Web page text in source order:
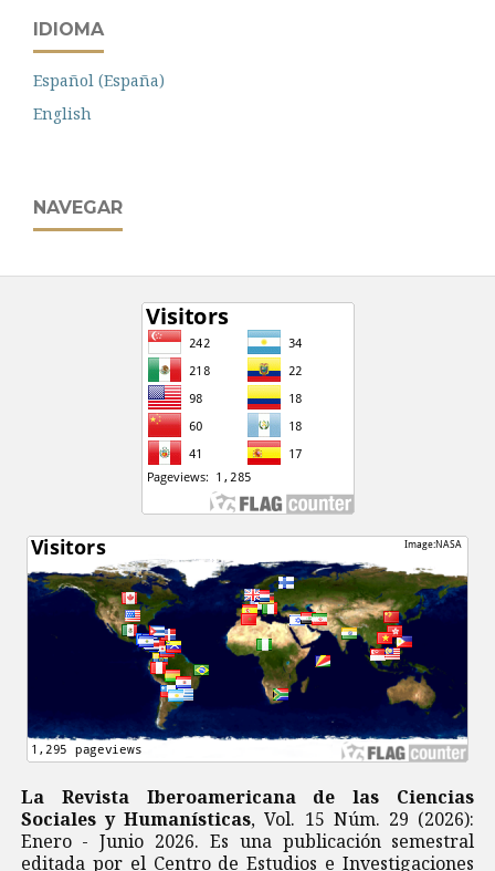
IDIOMA
Español (España)
English
NAVEGAR
La Revista Iberoamericana de las Ciencias
Sociales y Humanísticas, Vol. 15 Núm. 29 (2026):
Enero - Junio 2026. Es una publicación semestral
editada por el Centro de Estudios e Investigaciones